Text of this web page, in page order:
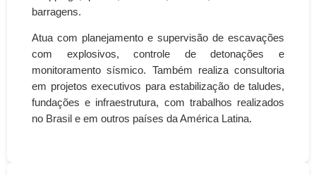
barragens.
Atua com planejamento e supervisão de escavações
com explosivos, controle de detonações e
monitoramento sísmico. Também realiza consultoria
em projetos executivos para estabilização de taludes,
fundações e infraestrutura, com trabalhos realizados
no Brasil e em outros países da América Latina.